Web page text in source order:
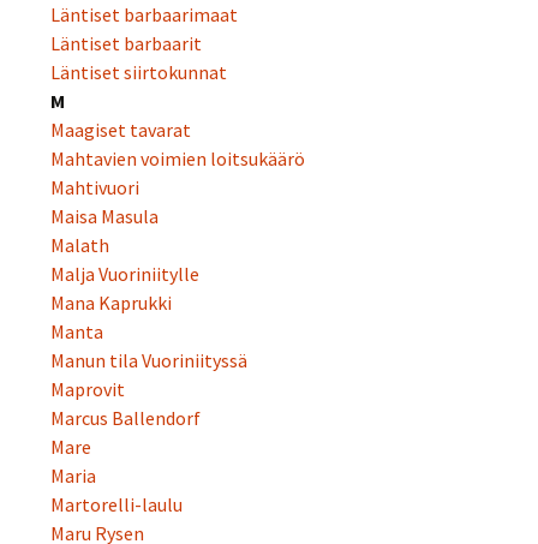
Läntiset barbaarimaat
Läntiset barbaarit
Läntiset siirtokunnat
M
Maagiset tavarat
Mahtavien voimien loitsukäärö
Mahtivuori
Maisa Masula
Malath
Malja Vuoriniitylle
Mana Kaprukki
Manta
Manun tila Vuoriniityssä
Maprovit
Marcus Ballendorf
Mare
Maria
Martorelli-laulu
Maru Rysen